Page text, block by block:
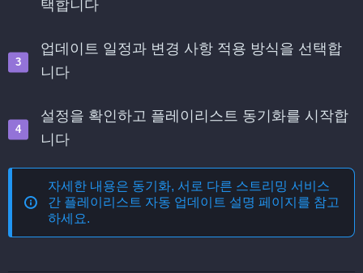
택합니다
업데이트 일정과 변경 사항 적용 방식을 선택합
니다
설정을 확인하고 플레이리스트 동기화를 시작합
니다
자세한 내용은 동기화, 서로 다른 스트리밍 서비스
간 플레이리스트 자동 업데이트 설명 페이지를 참고
하세요.